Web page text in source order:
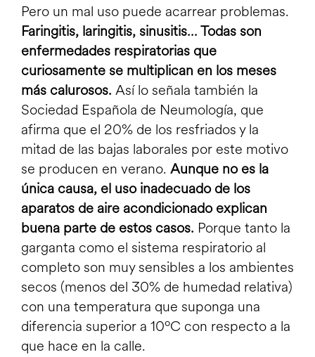
Pero un mal uso puede acarrear problemas.
Faringitis, laringitis, sinusitis… Todas son
enfermedades respiratorias que
curiosamente se multiplican en los meses
más calurosos. Así lo señala también la
Sociedad Española de Neumología, que
afirma que el 20% de los resfriados y la
mitad de las bajas laborales por este motivo
se producen en verano. Aunque no es la
única causa, el uso inadecuado de los
aparatos de aire acondicionadoexplican
buena parte de estos casos. Porque tanto la
garganta como el sistema respiratorio al
completo son muy sensibles a los ambientes
secos (menos del 30% de humedad relativa)
con una temperatura que suponga una
diferencia superior a 10ºC con respecto a la
que hace en la calle.